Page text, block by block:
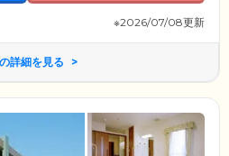
※2026/07/08更新
詳細を見る